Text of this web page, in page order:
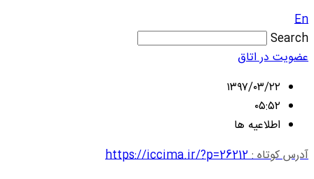
En
Search
عضویت در اتاق
۱۳۹۷/۰۳/۲۲
۰۵:۵۲
اطلاعیه ها
آدرس کوتاه :https://iccima.ir/?p=26212